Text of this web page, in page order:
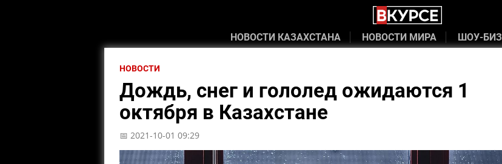
НОВОСТИ КАЗАХСТАНА НОВОСТИ МИРА ШОУ-БИЗ
НОВОСТИ
Дождь, снег и гололед ожидаются 1
октября в Казахстане
📅 2021-10-01 09:29